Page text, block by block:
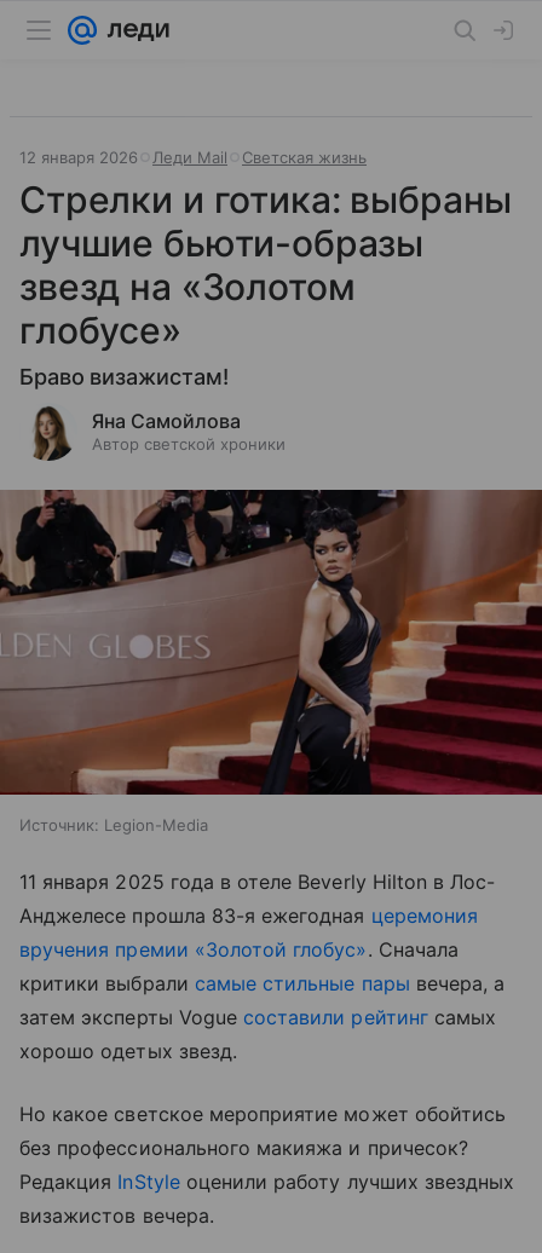
12 января 2026 Леди Mail Светская жизнь
Стрелки и готика: выбраны
лучшие бьюти-образы
звезд на «Золотом
глобусе»
Браво визажистам!
Яна Самойлова
Автор светской хроники
Источник: Legion-Media
11 января 2025 года в отеле Beverly Hilton в Лос-
Анджелесе прошла 83-я ежегодная церемония
вручения премии «Золотой глобус». Сначала
критики выбрали самые стильные пары вечера, а
затем эксперты Vogue составили рейтингсамых
хорошо одетых звезд.
Но какое светское мероприятие может обойтись
без профессионального макияжа и причесок?
Редакция InStyleоценили работу лучших звездных
визажистов вечера.